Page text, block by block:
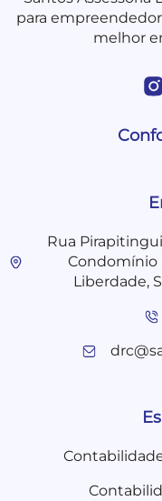
para
melhor
Rua
Condomínio
Liberdade,